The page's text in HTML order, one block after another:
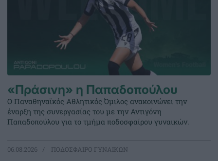
«Πράσινη» η Παπαδοπούλου
Ο Παναθηναϊκός Αθλητικός Όμιλος ανακοινώνει την
έναρξη της συνεργασίας του με την Αντιγόνη
Παπαδοπούλου για το τμήμα ποδοσφαίρου γυναικών.
06.08.2026 ΠΟΔΟΣΦΑΙΡΟ ΓΥΝΑΙΚΩΝ